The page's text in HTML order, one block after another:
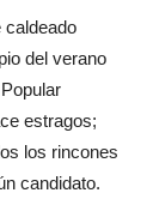
caldeado
del verano
estragos;
los rincones
candidato.